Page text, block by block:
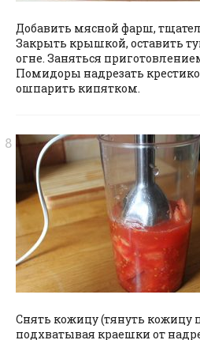
Добавить мясной фарш,
Закрыть крышкой, оставить
огне. Заняться
Помидоры надрезать
ошпарить кипятком.
Снять кожицу (тянуть кожицу
подхватывая краешки от